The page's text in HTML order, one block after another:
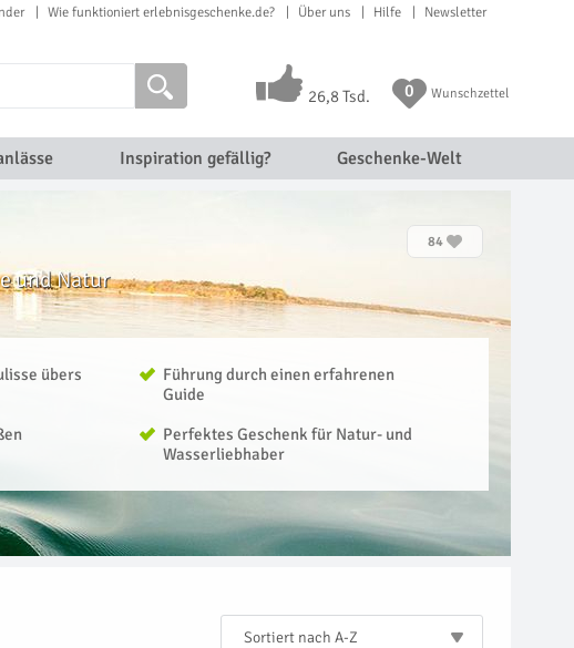
Wie funktioniert erlebnisgeschenke.de? Über uns Hilfe Newsletter
26,8 Tsd. 0 Wunschzettel
Inspiration gefällig? Geschenke-Welt
84
und Natur
übers
Führung durch einen erfahrenen
Guide
Perfektes Geschenk für Natur- und
Wasserliebhaber
Sortiert nach A-Z